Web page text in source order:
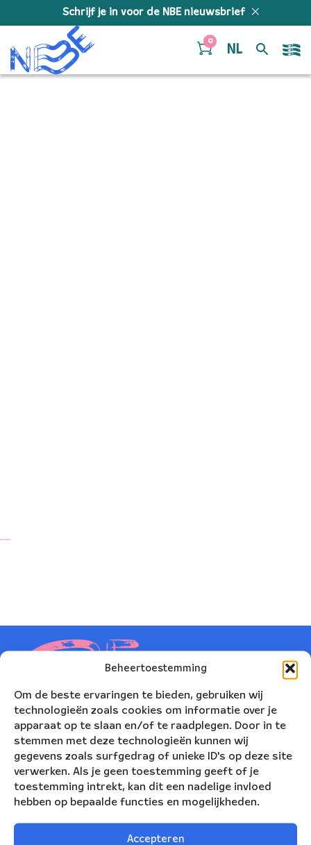
Beheertoestemming
Om de beste ervaringen te bieden, gebruiken wij
technologieën zoals cookies om informatie over je
apparaat op te slaan en/of te raadplegen. Door in te
stemmen met deze technologieën kunnen wij
gegevens zoals surfgedrag of unieke ID's op deze site
verwerken. Als je geen toestemming geeft of je
toestemming intrekt, kan dit een nadelige invloed
hebben op bepaalde functies en mogelijkheden.
Accepteren
Schrijf je in voor de NBE nieuwsbrief
0
NL
Nederlands Blazers Ensemble
Korte Leidsedwarsstraat 12